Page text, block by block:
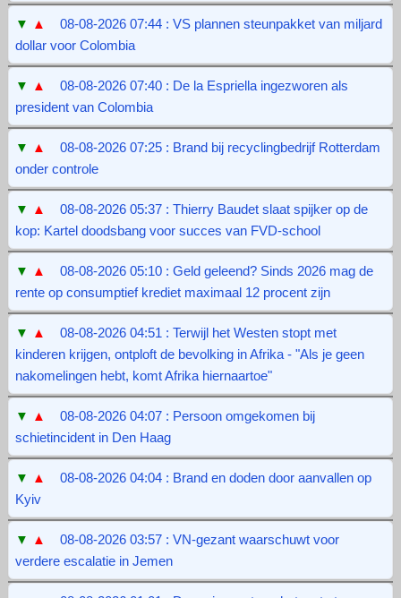
▼ ▲
08-08-2026 07:44 : VS plannen steunpakket van miljard
dollar voor Colombia
▼ ▲
08-08-2026 07:40 : De la Espriella ingezworen als
president van Colombia
▼ ▲
08-08-2026 07:25 : Brand bij recyclingbedrijf Rotterdam
onder controle
▼ ▲
08-08-2026 05:37 : Thierry Baudet slaat spijker op de
kop: Kartel doodsbang voor succes van FVD-school
▼ ▲
08-08-2026 05:10 : Geld geleend? Sinds 2026 mag de
rente op consumptief krediet maximaal 12 procent zijn
▼ ▲
08-08-2026 04:51 : Terwijl het Westen stopt met
kinderen krijgen, ontploft de bevolking in Afrika - "Als je geen
nakomelingen hebt, komt Afrika hiernaartoe"
▼ ▲
08-08-2026 04:07 : Persoon omgekomen bij
schietincident in Den Haag
▼ ▲
08-08-2026 04:04 : Brand en doden door aanvallen op
Kyiv
▼ ▲
08-08-2026 03:57 : VN-gezant waarschuwt voor
verdere escalatie in Jemen